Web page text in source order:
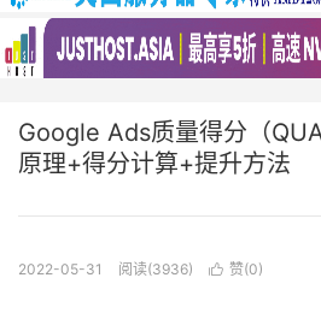
Google Ads质量得分（
原理+得分计算+提升方法
2022-05-31 阅读(3936)  赞(0)